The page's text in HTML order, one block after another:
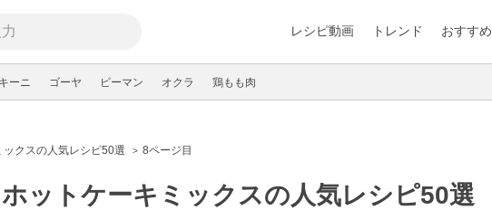
レシピ動画 トレンド おすすめ
ーニ ゴーヤ ピーマン オクラ 鶏もも肉
ックスの人気レシピ50選 8ページ目
ホットケーキミックスの人気レシピ50選